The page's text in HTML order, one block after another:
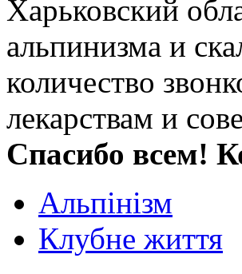
Харьковский
альпинизма и
количество
лекарствам и
Спасибо всем!
Альпінізм
Клубне життя